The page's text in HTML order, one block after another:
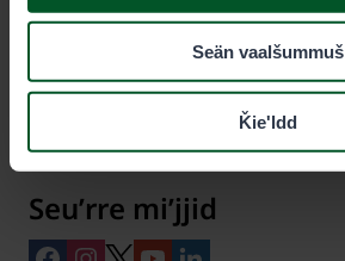
Seän vaalšummuš
Ǩieʹldd
(arggan 9–15)
Seuʹrre miʹjjid